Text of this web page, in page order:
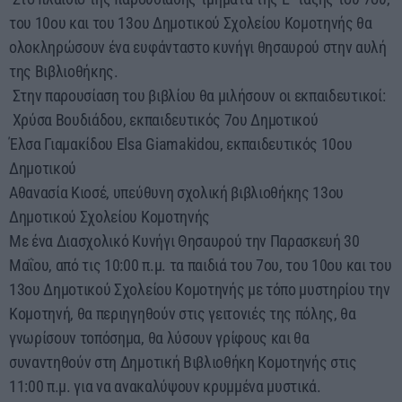
του 10ου και του 13ου Δημοτικού Σχολείου Κομοτηνής θα
ολοκληρώσουν ένα ευφάνταστο κυνήγι θησαυρού στην αυλή
της Βιβλιοθήκης.
Στην παρουσίαση του βιβλίου θα μιλήσουν οι εκπαιδευτικοί:
Χρύσα Βουδιάδου, εκπαιδευτικός 7ου Δημοτικού
Έλσα Γιαμακίδου Elsa Giamakidou, εκπαιδευτικός 10ου
Δημοτικού
Αθανασία Κιοσέ, υπεύθυνη σχολική βιβλιοθήκης 13ου
Δημοτικού Σχολείου Κομοτηνής
Με ένα Διασχολικό Κυνήγι Θησαυρού την Παρασκευή 30
Μαΐου, από τις 10:00 π.μ. τα παιδιά του 7ου, του 10ου και του
13ου Δημοτικού Σχολείου Κομοτηνής με τόπο μυστηρίου την
Κομοτηνή, θα περιηγηθούν στις γειτονιές της πόλης, θα
γνωρίσουν τοπόσημα, θα λύσουν γρίφους και θα
συναντηθούν στη Δημοτική Βιβλιοθήκη Κομοτηνής στις
11:00 π.μ. για να ανακαλύψουν κρυμμένα μυστικά.